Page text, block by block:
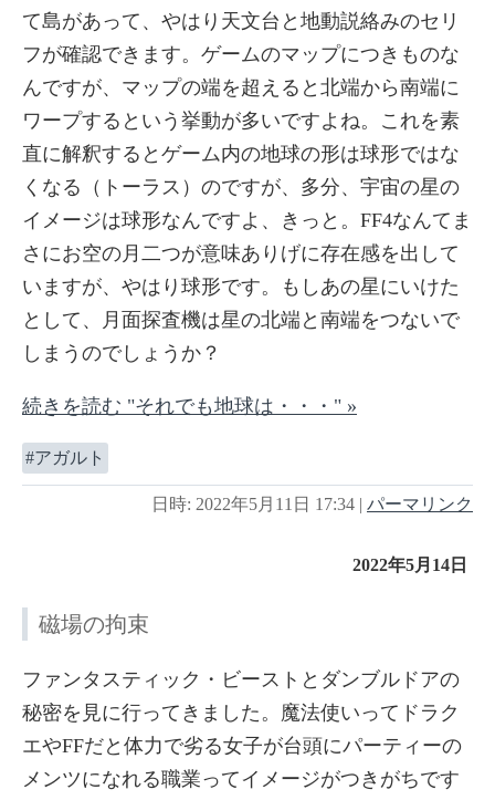
て島があって、やはり天文台と地動説絡みのセリ
フが確認できます。ゲームのマップにつきものな
んですが、マップの端を超えると北端から南端に
ワープするという挙動が多いですよね。これを素
直に解釈するとゲーム内の地球の形は球形ではな
くなる（トーラス）のですが、多分、宇宙の星の
イメージは球形なんですよ、きっと。FF4なんてま
さにお空の月二つが意味ありげに存在感を出して
いますが、やはり球形です。もしあの星にいけた
として、月面探査機は星の北端と南端をつないで
しまうのでしょうか？
続きを読む "それでも地球は・・・" »
アガルト
日時: 2022年5月11日 17:34 | パーマリンク
2022年5月14日
磁場の拘束
ファンタスティック・ビーストとダンブルドアの
秘密を見に行ってきました。魔法使いってドラク
エやFFだと体力で劣る女子が台頭にパーティーの
メンツになれる職業ってイメージがつきがちです